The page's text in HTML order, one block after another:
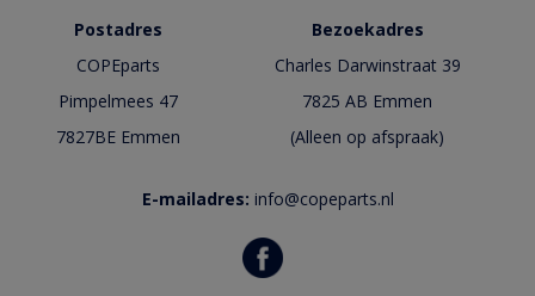
Postadres
Bezoekadres
COPEparts
Charles Darwinstraat 39
Pimpelmees 47
7825 AB Emmen
7827BE Emmen
(Alleen op afspraak)
E-mailadres: info@copeparts.nl